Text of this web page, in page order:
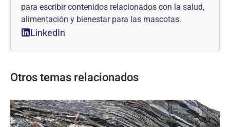
para escribir contenidos relacionados con la salud,
alimentación y bienestar para las mascotas.
LinkedIn
Otros temas relacionados